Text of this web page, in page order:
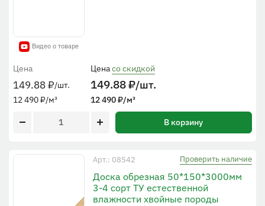
Видео о товаре
Цена
149.88₽/шт.
12 490₽/м³
Ценасо скидкой
149.88₽/шт.
12 490₽/м³
В корзину
Арт.: 08542 Проверить наличие
Доска обрезная 50*150*3000мм
3-4 сорт ТУ естественной
влажности хвойные породы